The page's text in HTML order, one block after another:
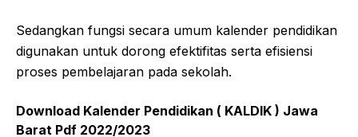
Sedangkan fungsi secara umum kalender pendidikan
digunakan untuk dorong efektifitas serta efisiensi
proses pembelajaran pada sekolah.
Download Kalender Pendidikan ( KALDIK ) Jawa
Barat Pdf 2022/2023